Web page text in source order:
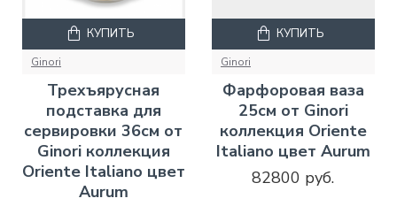
Ginori
Трехъярусная
подставка для
сервировки 36см от
Ginori коллекция
Oriente Italiano цвет
Aurum
КУПИТЬ
Ginori
Фарфоровая ваза
25см от Ginori
коллекция Oriente
Italiano цвет Aurum
82800 руб.
КУПИТЬ